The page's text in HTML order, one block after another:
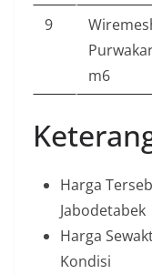
9
m6
Harga
Jabodetabek
Harga
Kondisi